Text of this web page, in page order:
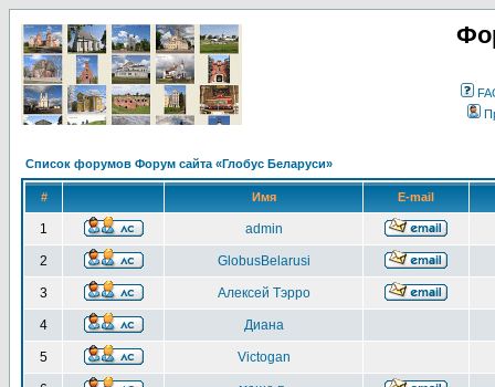
Список форумов Форум сайта «Глобус Беларуси»
# Имя E-mail
1 admin
2 GlobusBelarusi
3 Алексей Тэрро
4 Диана
5 Victogan